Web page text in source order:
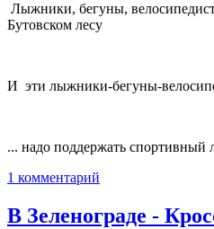
Лыжники, бегуны,
Бутовском лесу
И эти лыжники-бегуны-
... надо поддержать
1 комментарий
В Зеленограде -